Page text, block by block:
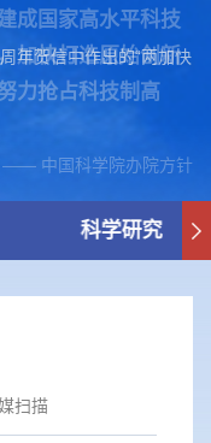
成国家高水平科技
加快打造原始创新
力抢占科技制高
—— 中国科学院办院方针
年贺信中作出的“两加快
科学研究
扫描